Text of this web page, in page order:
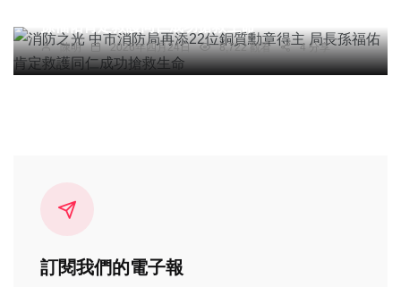
陳明 2026年四月24日 8,722 觀看 4 分享
訂閱我們的電子報